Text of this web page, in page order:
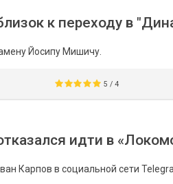
к переходу в
Йосипу Мишичу.
5 / 4
идти в
Карпов в социальной сети